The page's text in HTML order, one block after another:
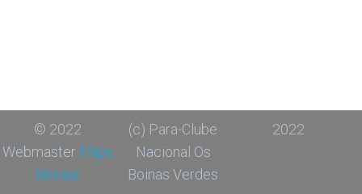
© 2022
Webmaster Filipe
Morais
(c) Para-Clube
Nacional Os
Boinas Verdes
2022